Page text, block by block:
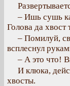
– Ишь сушь
Голова да
– Помилуй,
всплеснул
– А это что!
И клюка,
хвосты.